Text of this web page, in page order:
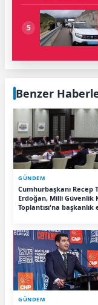
5
Benzer
GÜNDEM
Cumhurbaşkanı Recep
Erdoğan, Milli Güvenlik
Toplantısı'na başkanlık
GÜNDEM